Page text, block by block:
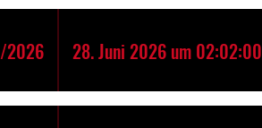
2026 28. Juni 2026 um 02:02:00